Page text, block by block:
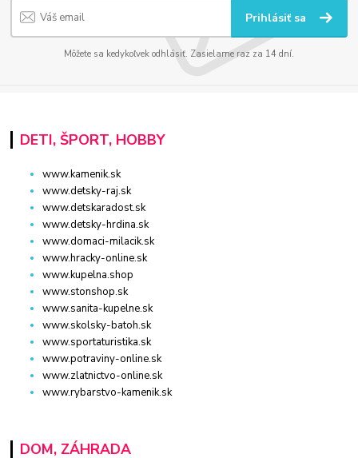
Prihlásiť sa
Môžete sa kedykoľvek odhlásiť. Zasielame raz za 14 dní.
DETI, ŠPORT, HOBBY
www.kamenik.sk
www.detsky-raj.sk
www.detskaradost.sk
www.detsky-hrdina.sk
www.domaci-milacik.sk
www.hracky-online.sk
www.kupelna.shop
www.stonshop.sk
www.sanita-kupelne.sk
www.skolsky-batoh.sk
www.sportaturistika.sk
www.potraviny-online.sk
www.zlatnictvo-online.sk
www.rybarstvo-kamenik.sk
DOM, ZÁHRADA